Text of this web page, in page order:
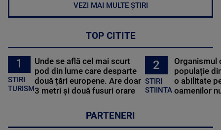
VEZI MAI MULTE ȘTIRI
TOP CITITE
1
STIRI
TURISM
Unde se află cel mai scurt
pod din lume care desparte
două țări europene. Are doar
3 metri și două fusuri orare
2
STIRI
STIINTA
Organismul
populație
o abilitate
oamenilor
PARTENERI